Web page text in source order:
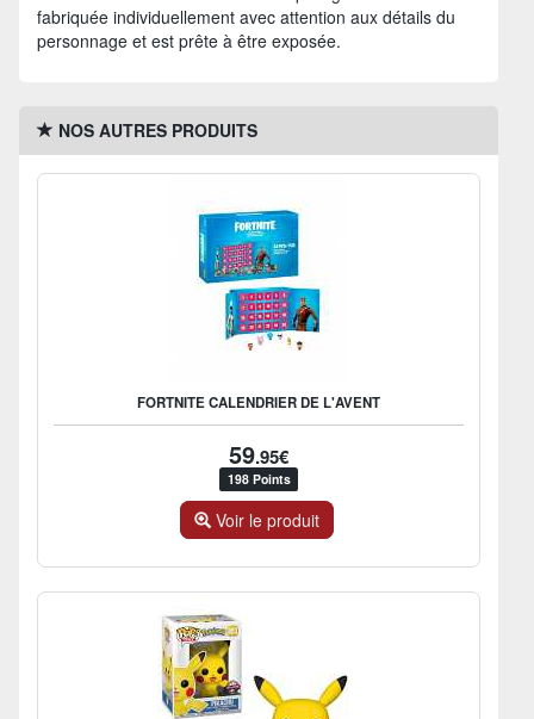
fabriquée individuellement avec attention aux détails du
personnage et est prête à être exposée.
NOS AUTRES PRODUITS
FORTNITE CALENDRIER DE L'AVENT
59.95€
198 Points
Voir le produit